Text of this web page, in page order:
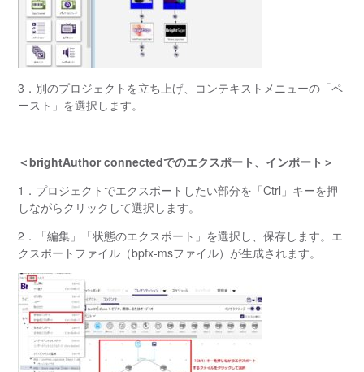
3．別のプロジェクトを立ち上げ、コンテキストメニューの「ペ
ースト」を選択します。
＜brightAuthor connectedでのエクスポート、インポート＞
1．プロジェクトでエクスポートしたい部分を「Ctrl」キーを押
しながらクリックして選択します。
2．「編集」「状態のエクスポート」を選択し、保存します。エ
クスポートファイル（bpfx-msファイル）が生成されます。